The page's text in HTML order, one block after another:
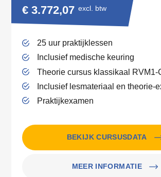
€ 3.772,07 excl. btw
25 uur praktijklessen
Inclusief medische keuring
Theorie cursus klassikaal RVM1-
Inclusief lesmateriaal en theorie-
Praktijkexamen
BEKIJK CURSUSDATA
MEER INFORMATIE